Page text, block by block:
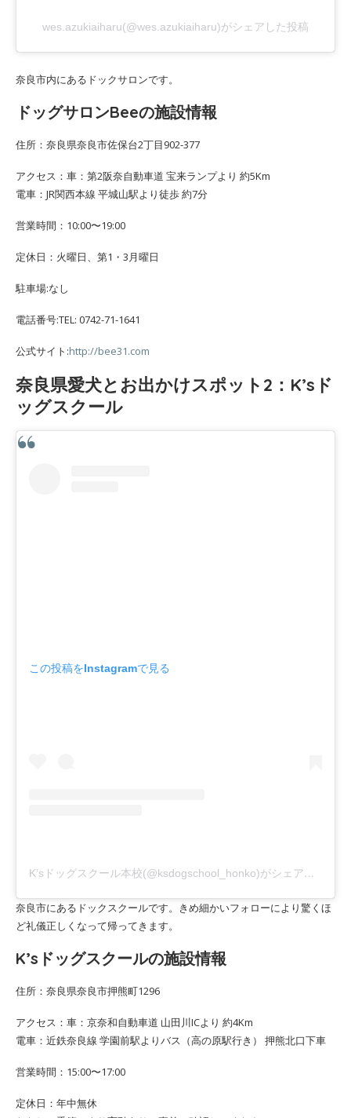
wes.azukiaiharu(@wes.azukiaiharu)がシェアした投稿
奈良市内にあるドックサロンです。
ドッグサロンBeeの施設情報
住所：奈良県奈良市佐保台2丁目902-377
アクセス：車：第2阪奈自動車道 宝来ランプより 約5Km
電車：JR関西本線 平城山駅より徒歩 約7分
営業時間：10:00〜19:00
定休日：火曜日、第1・3月曜日
駐車場:なし
電話番号:TEL: 0742-71-1641
公式サイト:http://bee31.com
奈良県愛犬とお出かけスポット2：K’sド
ッグスクール
この投稿をInstagramで見る
K’sドッグスクール本校(@ksdogschool_honko)がシェアした投稿
奈良市にあるドックスクールです。きめ細かいフォローにより驚くほ
ど礼儀正しくなって帰ってきます。
K’sドッグスクールの施設情報
住所：奈良県奈良市押熊町1296
アクセス：車：京奈和自動車道 山田川ICより 約4Km
電車：近鉄奈良線 学園前駅よりバス（高の原駅行き） 押熊北口下車
営業時間：15:00〜17:00
定休日：年中無休